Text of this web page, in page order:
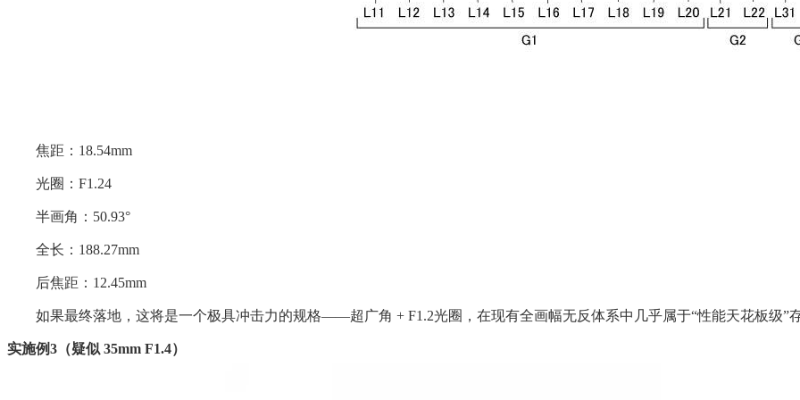
焦距：18.54mm
光圈：F1.24
半画角：50.93°
全长：188.27mm
后焦距：12.45mm
如果最终落地，这将是一个极具冲击力的规格——超广角 + F1.2光圈，在现有全画幅无反体系中几乎属于“性能天花板级”
实施例3（疑似 35mm F1.4）